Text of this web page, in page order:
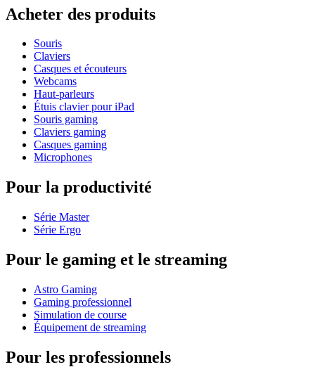
Acheter des produits
Souris
Claviers
Casques et écouteurs
Webcams
Haut-parleurs
Étuis clavier pour iPad
Souris gaming
Claviers gaming
Casques gaming
Microphones
Pour la productivité
Série Master
Série Ergo
Pour le gaming et le streaming
Astro Gaming
Gaming professionnel
Simulation de course
Équipement de streaming
Pour les professionnels